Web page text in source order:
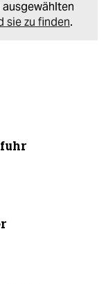
sie zu finden.